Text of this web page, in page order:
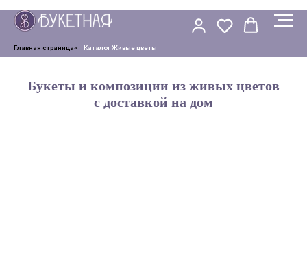
Главная страница» Каталог Живые цветы
Букеты и композиции из живых цветов
с доставкой на дом